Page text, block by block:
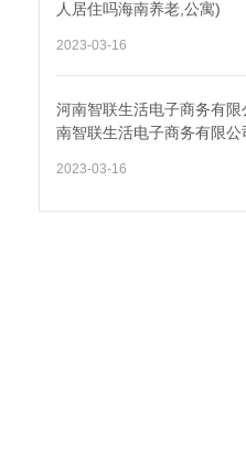
人居住吗海南养老,公寓)
2023-03-16
河南智联生活电子商务有
南智联生活电子商务有限公
2023-03-16